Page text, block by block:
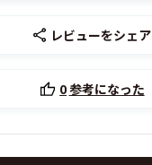
レビューをシェア
0参考になった